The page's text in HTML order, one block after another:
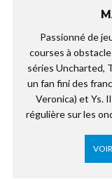
Passionné de
courses à
séries Uncharted,
un fan fini des
Veronica) et Ys.
régulière sur les